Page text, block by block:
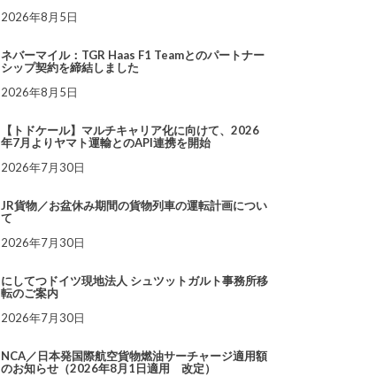
2026年8月5日
ネバーマイル：TGR Haas F1 Teamとのパートナー
シップ契約を締結しました
2026年8月5日
【トドケール】マルチキャリア化に向けて、2026
年7月よりヤマト運輸とのAPI連携を開始
2026年7月30日
JR貨物／お盆休み期間の貨物列車の運転計画につい
て
2026年7月30日
にしてつドイツ現地法人 シュツットガルト事務所移
転のご案内
2026年7月30日
NCA／日本発国際航空貨物燃油サーチャージ適用額
のお知らせ（2026年8月1日適用 改定）